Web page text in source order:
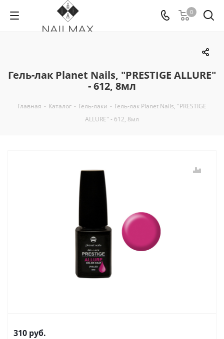
0
Гель-лак Planet Nails, "PRESTIGE ALLURE"
- 612, 8мл
Главная - Каталог - Гель-лаки - Гель-лак Planet Nails, "PRESTIGE
ALLURE" - 612, 8мл
310 руб.